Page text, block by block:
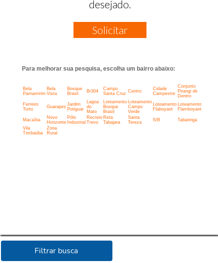
Filtrar busca
desejado.
Solicitar
Para melhorar sua pesquisa, escolha um bairro abaixo:
Bela
Parnamirim
Bela
Vista
Bosque
Brasil
Br304
Campo
Santa Cruz Centro
Cidade
Campestre
Conjunto
Pirangi de
Dentro
Ferreiro
Torto
Guarapes Jardim
Potiguar
Lagoa
do
Mato
Loteamento
Bosque
Brasil
Loteamento
Campo
Verde
Loteamento
Flaboyant
Loteamento
Flamboyant
Macaíba
Novo
Horizonte
Pólo
Industrial
Recreio
Trevo
Reta
Tabajara
Santa
Tereza
S/B
Tabatinga
Vila
Timbaúba
Zona
Rural